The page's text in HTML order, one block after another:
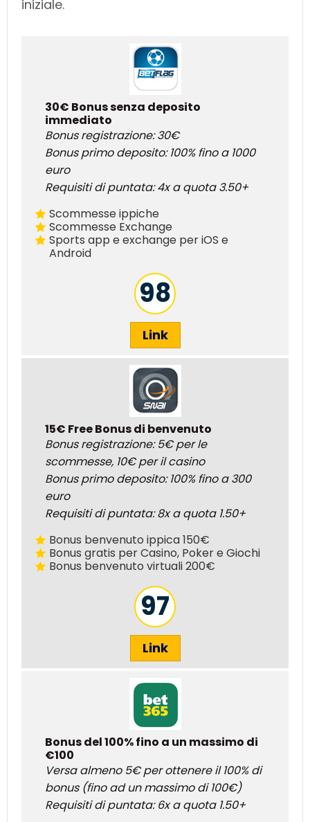
iniziale.
30€ Bonus senza deposito
immediato
Bonus registrazione: 30€
Bonus primo deposito: 100% fino a 1000
euro
Requisiti di puntata: 4x a quota 3.50+
Scommesse ippiche
Scommesse Exchange
Sports app e exchange per iOS e
Android
98
Link
15€ Free Bonus di benvenuto
Bonus registrazione: 5€ per le
scommesse, 10€ per il casino
Bonus primo deposito: 100% fino a 300
euro
Requisiti di puntata: 8x a quota 1.50+
Bonus benvenuto ippica 150€
Bonus gratis per Casino, Poker e Giochi
Bonus benvenuto virtuali 200€
97
Link
Bonus del 100% fino a un massimo di
€100
Versa almeno 5€ per ottenere il 100% di
bonus (fino ad un massimo di 100€)
Requisiti di puntata: 6x a quota 1.50+